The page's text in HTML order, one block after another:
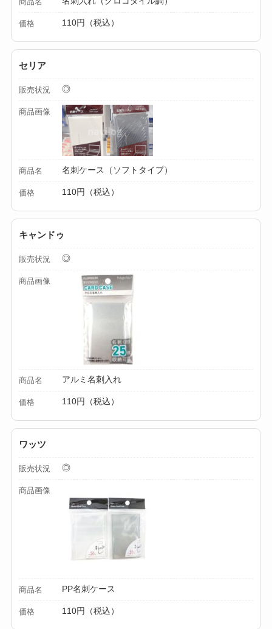
法！
価格 110円（税込）
セリア
販売状況 ◎
商品画像
商品名 名刺ケース（ソフトタイプ）
価格 110円（税込）
キャンドゥ
販売状況 ◎
商品画像
商品名 アルミ名刺入れ
価格 110円（税込）
ワッツ
販売状況 ◎
商品画像
商品名 PP名刺ケース
価格 110円（税込）